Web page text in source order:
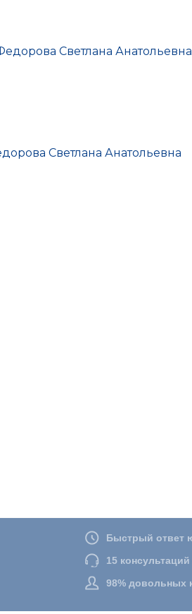
Светлана Анатольевна
Светлана Анатольевна